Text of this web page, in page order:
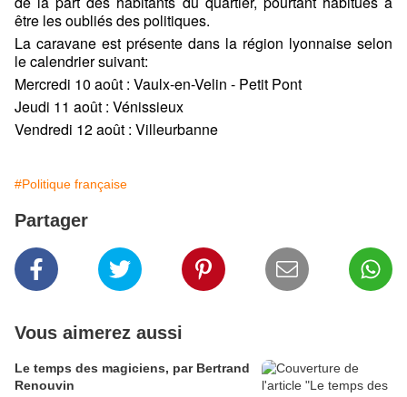
être les oubliés des politiques.
La caravane est présente dans la région lyonnaise selon
le calendrier suivant:
Mercredi 10 août : Vaulx-en-Velin - Petit Pont
Jeudi 11 août : Vénissieux
Vendredi 12 août : Villeurbanne
#Politique française
Partager
Vous aimerez aussi
Le temps des magiciens, par Bertrand
Renouvin